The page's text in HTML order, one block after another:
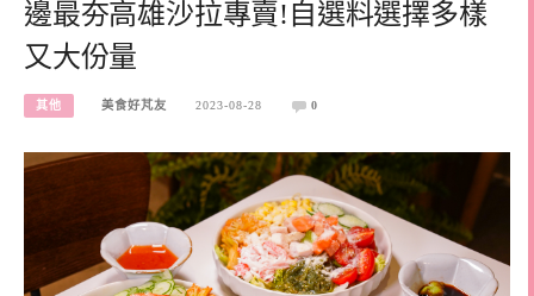
邊最夯高雄沙拉專賣!自選料選擇多樣
又大份量
其他 美食好芃友 2023-08-28 0